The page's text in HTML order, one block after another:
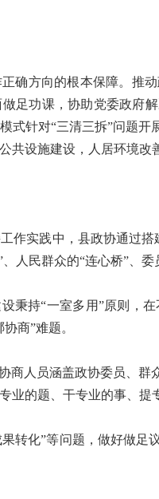
方向的根本保障。推动
足功课，协助党委政府
式针对“三清三拆”问题
共设施建设，人居环境改
实践中，县政协通过搭
人民群众的“连心桥”、委
持“一室多用”原则，
商”难题。
人员涵盖政协委员、群
业的题、干专业的事、提
化”等问题，做好做足